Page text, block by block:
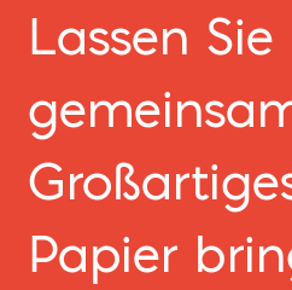
Lassen
Papier